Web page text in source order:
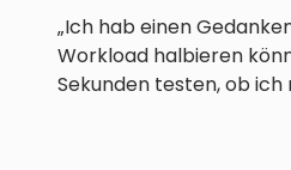
„Ich hab einen
Workload halbieren
Sekunden testen, ob ich